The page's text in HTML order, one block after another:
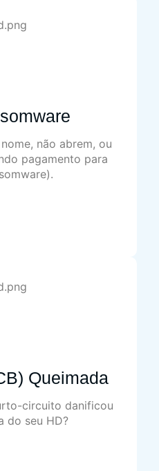
não abrem, ou
pagamento para
Queimada
circuito danificou
do seu HD?